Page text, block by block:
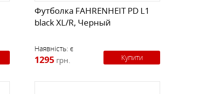
Футболка FAHRENHEIT PD L1
black XL/R, Черный
Наявність: є
1295 грн. Купити